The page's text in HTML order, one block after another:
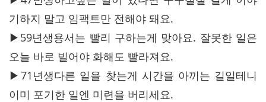
기하지 말고 임팩트만 전해야 돼요.
▶59년생용서는 빨리 구하는게 맞아요. 잘못한 일은
오늘 바로 빌어야 화해도 빨라져요.
▶71년생다른 일을 찾는게 시간을 아끼는 길일테니
이미 포기한 일엔 미련을 버리세요.